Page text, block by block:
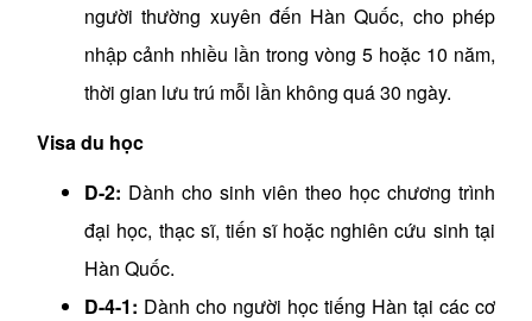
người thường xuyên đến Hàn Quốc, cho phép
nhập cảnh nhiều lần trong vòng 5 hoặc 10 năm,
thời gian lưu trú mỗi lần không quá 30 ngày.
Visa du học
D-2: Dành cho sinh viên theo học chương trình
đại học, thạc sĩ, tiến sĩ hoặc nghiên cứu sinh tại
Hàn Quốc.
D-4-1: Dành cho người học tiếng Hàn tại các cơ